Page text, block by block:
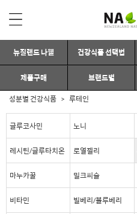
뉴질랜드 나웰 건강식품 선택법
제품구매 브랜드별
성분별 건강식품 루테인
글루코사민 노니
레시틴/글루타치온 로열젤리
마누카꿀 밀크씨슬
비타민 빌베리/블루베리